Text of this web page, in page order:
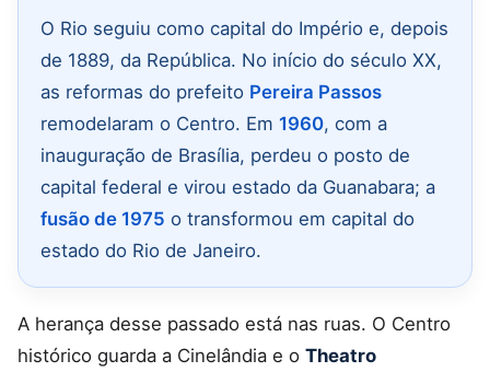
O Rio seguiu como capital do Império e, depois
de 1889, da República. No início do século XX,
as reformas do prefeito Pereira Passos
remodelaram o Centro. Em 1960, com a
inauguração de Brasília, perdeu o posto de
capital federal e virou estado da Guanabara; a
fusão de 1975 o transformou em capital do
estado do Rio de Janeiro.
A herança desse passado está nas ruas. O Centro
histórico guarda a Cinelândia e o Theatro